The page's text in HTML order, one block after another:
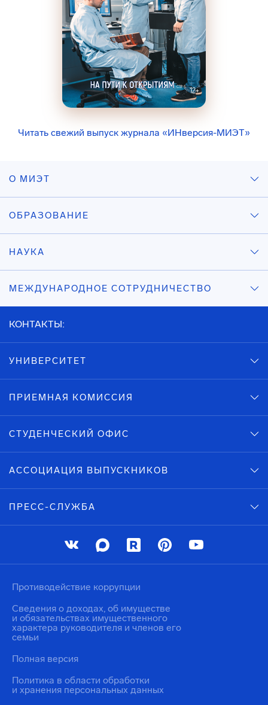
Читать свежий выпуск журнала «ИНверсия-МИЭТ»
О МИЭТ
ОБРАЗОВАНИЕ
НАУКА
МЕЖДУНАРОДНОЕ СОТРУДНИЧЕСТВО
КОНТАКТЫ:
УНИВЕРСИТЕТ
ПРИЕМНАЯ КОМИССИЯ
СТУДЕНЧЕСКИЙ ОФИС
АССОЦИАЦИЯ ВЫПУСКНИКОВ
ПРЕСС-СЛУЖБА
Политика в области обработки
и хранения персональных данных
Противодействие коррупции
Сведения о доходах, об имуществе
и обязательствах имущественного
характера руководителя и членов его
семьи
Полная версия